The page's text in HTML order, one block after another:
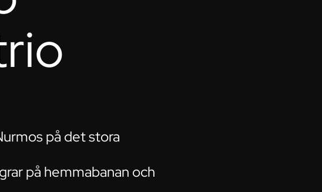
på det stora
på hemmabanan och